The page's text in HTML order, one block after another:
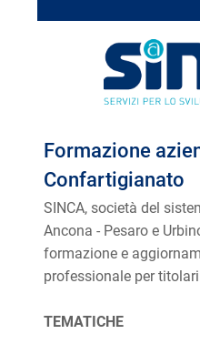
Formazione
Confartigianato
SINCA, società del
Ancona - Pesaro e
formazione e
professionale per
TEMATICHE